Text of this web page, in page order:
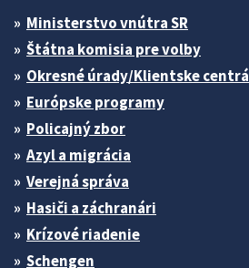
Ministerstvo vnútra SR
Štátna komisia pre volby
Okresné úrady/Klientske centrá
Európske programy
Policajný zbor
Azyl a migrácia
Verejná správa
Hasiči a záchranári
Krízové riadenie
Schengen